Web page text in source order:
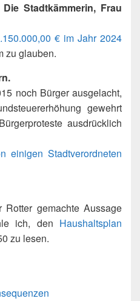
Stadtkämmerin, Frau
€ im Jahr 2024
zu glauben.
noch Bürger ausgelacht,
gewehrt
ausdrücklich
einigen Stadtverordneten
gemachte Aussage
ich, den Haushaltsplan
zu lesen.